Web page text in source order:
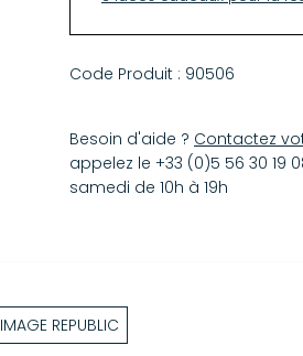
Code Produit : 90506
Besoin d'aide ? Contactez
appelez le +33 (0)5 56 30 19
samedi de 10h à 19h
IMAGE REPUBLIC